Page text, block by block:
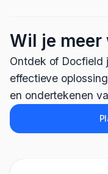
Wil je meer
Ontdek of Docfield
effectieve
en ondertekenen